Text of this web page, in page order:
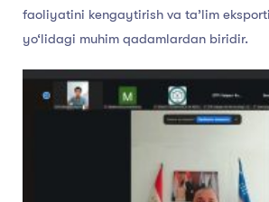
faoliyatini kengaytirish va ta’lim
yo‘lidagi muhim qadamlardan biridir.